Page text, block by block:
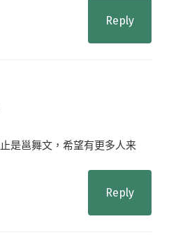
Reply
是邕舞文，希望有更多人来
Reply